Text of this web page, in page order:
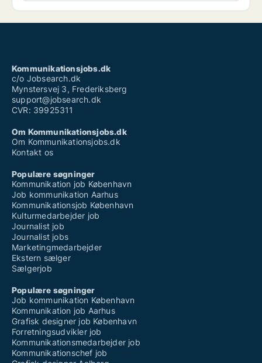
Kommunikationsjobs.dk
c/o Jobsearch.dk
Mynstersvej 3, Frederiksberg
support@jobsearch.dk
CVR: 39925311
Om Kommunikationsjobs.dk
Om Kommunikationsjobs.dk
Kontakt os
Populære søgninger
Kommunikation job København
Job kommunikation Aarhus
Kommunikationsjob København
Kulturmedarbejder job
Journalist job
Journalist jobs
Marketingmedarbejder
Ekstern sælger
Sælgerjob
Populære søgninger
Job kommunikation København
Kommunikation job Aarhus
Grafisk designer job København
Forretningsudvikler job
Kommunikationsmedarbejder job
Kommunikationschef job